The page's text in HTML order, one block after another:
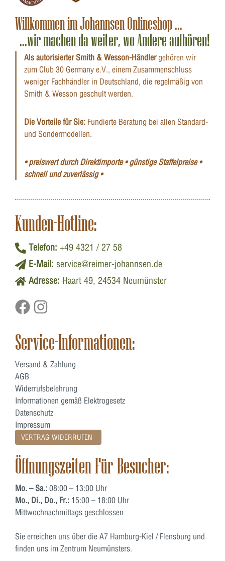
Willkommen im Johannsen Onlineshop ...
...wir machen da weiter, wo Andere aufhören!
Als autorisierter Smith & Wesson-Händlergehören wir
zum Club 30 Germany e.V., einem Zusammenschluss
weniger Fachhändler in Deutschland, die regelmäßig von
Smith & Wesson geschult werden.
Die Vorteile für Sie: Fundierte Beratung bei allen Standard-
und Sondermodellen.
• preiswert durch Direktimporte • günstige Staffelpreise •
schnell und zuverlässig •
Kunden-Hotline:
Telefon: +49 4321 / 27 58
E-Mail: service@reimer-johannsen.de
Adresse: Haart 49, 24534 Neumünster
Service-Informationen:
Versand & Zahlung
AGB
Widerrufsbelehrung
Informationen gemäß Elektrogesetz
Datenschutz
Impressum
VERTRAG WIDERRUFEN
Öffnungszeiten Für Besucher:
Mo. – Sa.: 08:00 – 13:00 Uhr
Mo., Di., Do., Fr.: 15:00 – 18:00 Uhr
Mittwochnachmittags geschlossen
Sie erreichen uns über die A7 Hamburg-Kiel / Flensburg und
finden uns im Zentrum Neumünsters.